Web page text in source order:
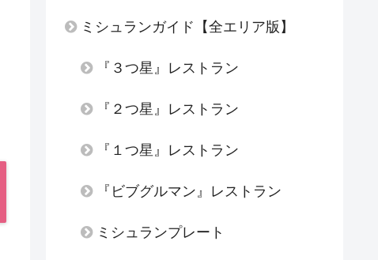
ミシュランガイド【全エリア版】
『３つ星』レストラン
『２つ星』レストラン
『１つ星』レストラン
『ビブグルマン』レストラン
ミシュランプレート